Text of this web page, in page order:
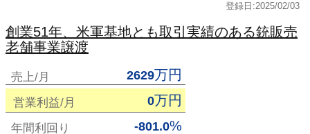
登録日:2025/02/03
創業51年、米軍基地とも取引実績のある銃販売
老舗事業譲渡
売上/月 2629万円
営業利益/月 0万円
年間利回り -801.0%